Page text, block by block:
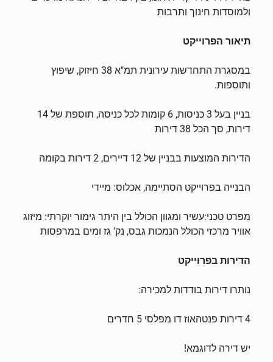
ולמוסדות חינוך ותרבות
תיאור הפרוייקט
במסגרת התחדשות עירונית תמ"א 38 חיזוק, שיפוץ
ותוספות.
בניין בעל 3 כניסות, 6 קומות לכל כניסה, תוספת של 14
דירות, סך הכל 38 דירות
הדירות המוצעות בבניין של 12 דיירים, 2 דירות בקומה
הבנייה בפרוייקט הסתיימה, אכלוס: מיידי
מפרט טכני:עשיר ומגוון הכולל בין היתר גימור יוקרתי: מיזוג
אוויר מרכזי הכולל הנמכות גבס, נק' גז ומים במרפסות
הדירות בפרוייקט
נותרו דירות בודדות למכירה:
4 דירות פנטהאוז דו מפלסי 5 חדרים
יש דירה לדוגמא!